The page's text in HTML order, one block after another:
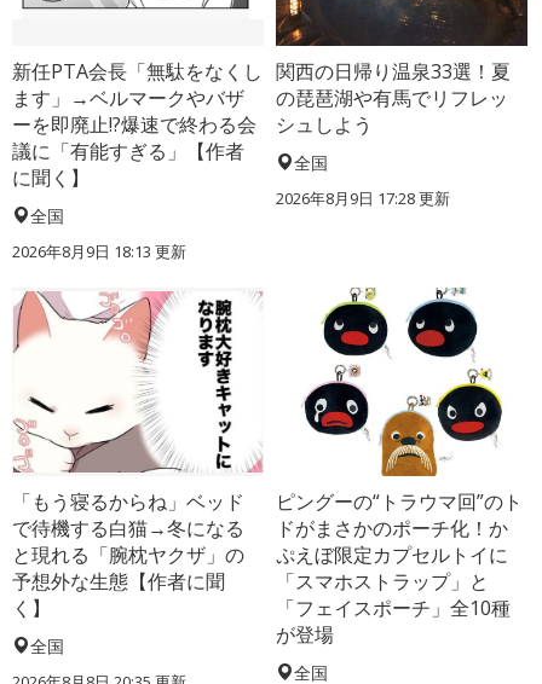
新任PTA会長「無駄をなくし
ます」→ベルマークやバザ
ーを即廃止!?爆速で終わる会
議に「有能すぎる」【作者
に聞く】
全国
2026年8月9日 18:13 更新
関西の日帰り温泉33選！夏
の琵琶湖や有馬でリフレッ
シュしよう
全国
2026年8月9日 17:28更新
「もう寝るからね」ベッド
で待機する白猫→冬になる
と現れる「腕枕ヤクザ」の
予想外な生態【作者に聞
く】
全国
ピングーの“トラウマ回”のト
ドがまさかのポーチ化！か
ぷえぼ限定カプセルトイに
「スマホストラップ」と
「フェイスポーチ」全10種
が登場
全国